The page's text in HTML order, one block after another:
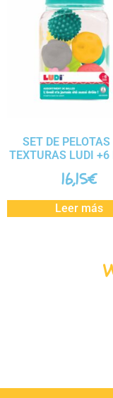
SET DE PELOTAS
TEXTURAS LUDI +6
16,15€
Leer más